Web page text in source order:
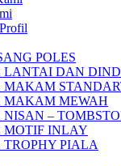
POLES
LANTAI DAN
MAKAM
MAKAM MEWAH
NISAN –
MOTIF INLAY
TROPHY PIALA